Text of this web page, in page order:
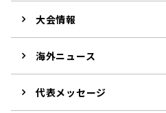
大会情報
海外ニュース
代表メッセージ